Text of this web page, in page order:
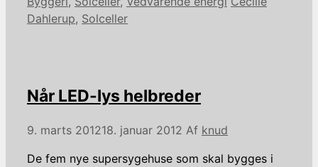
Dahlerup, Solceller
Når LED-lys helbreder
9. marts 201218. januar 2012 Af knud
De fem nye supersygehuse som skal bygges i